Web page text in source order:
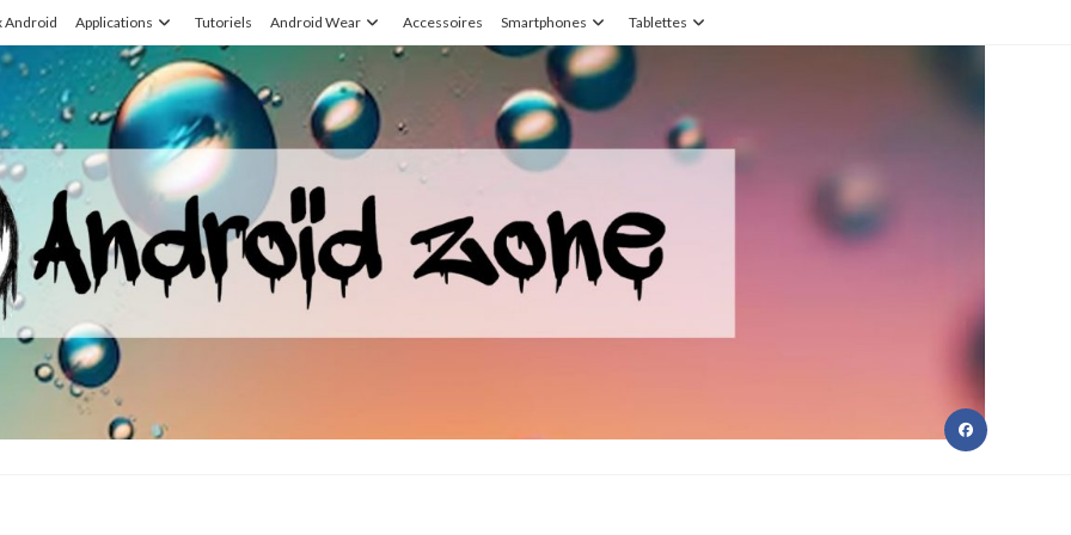
Android Applications Tutoriels Android Wear Accessoires Smartphones Tablettes